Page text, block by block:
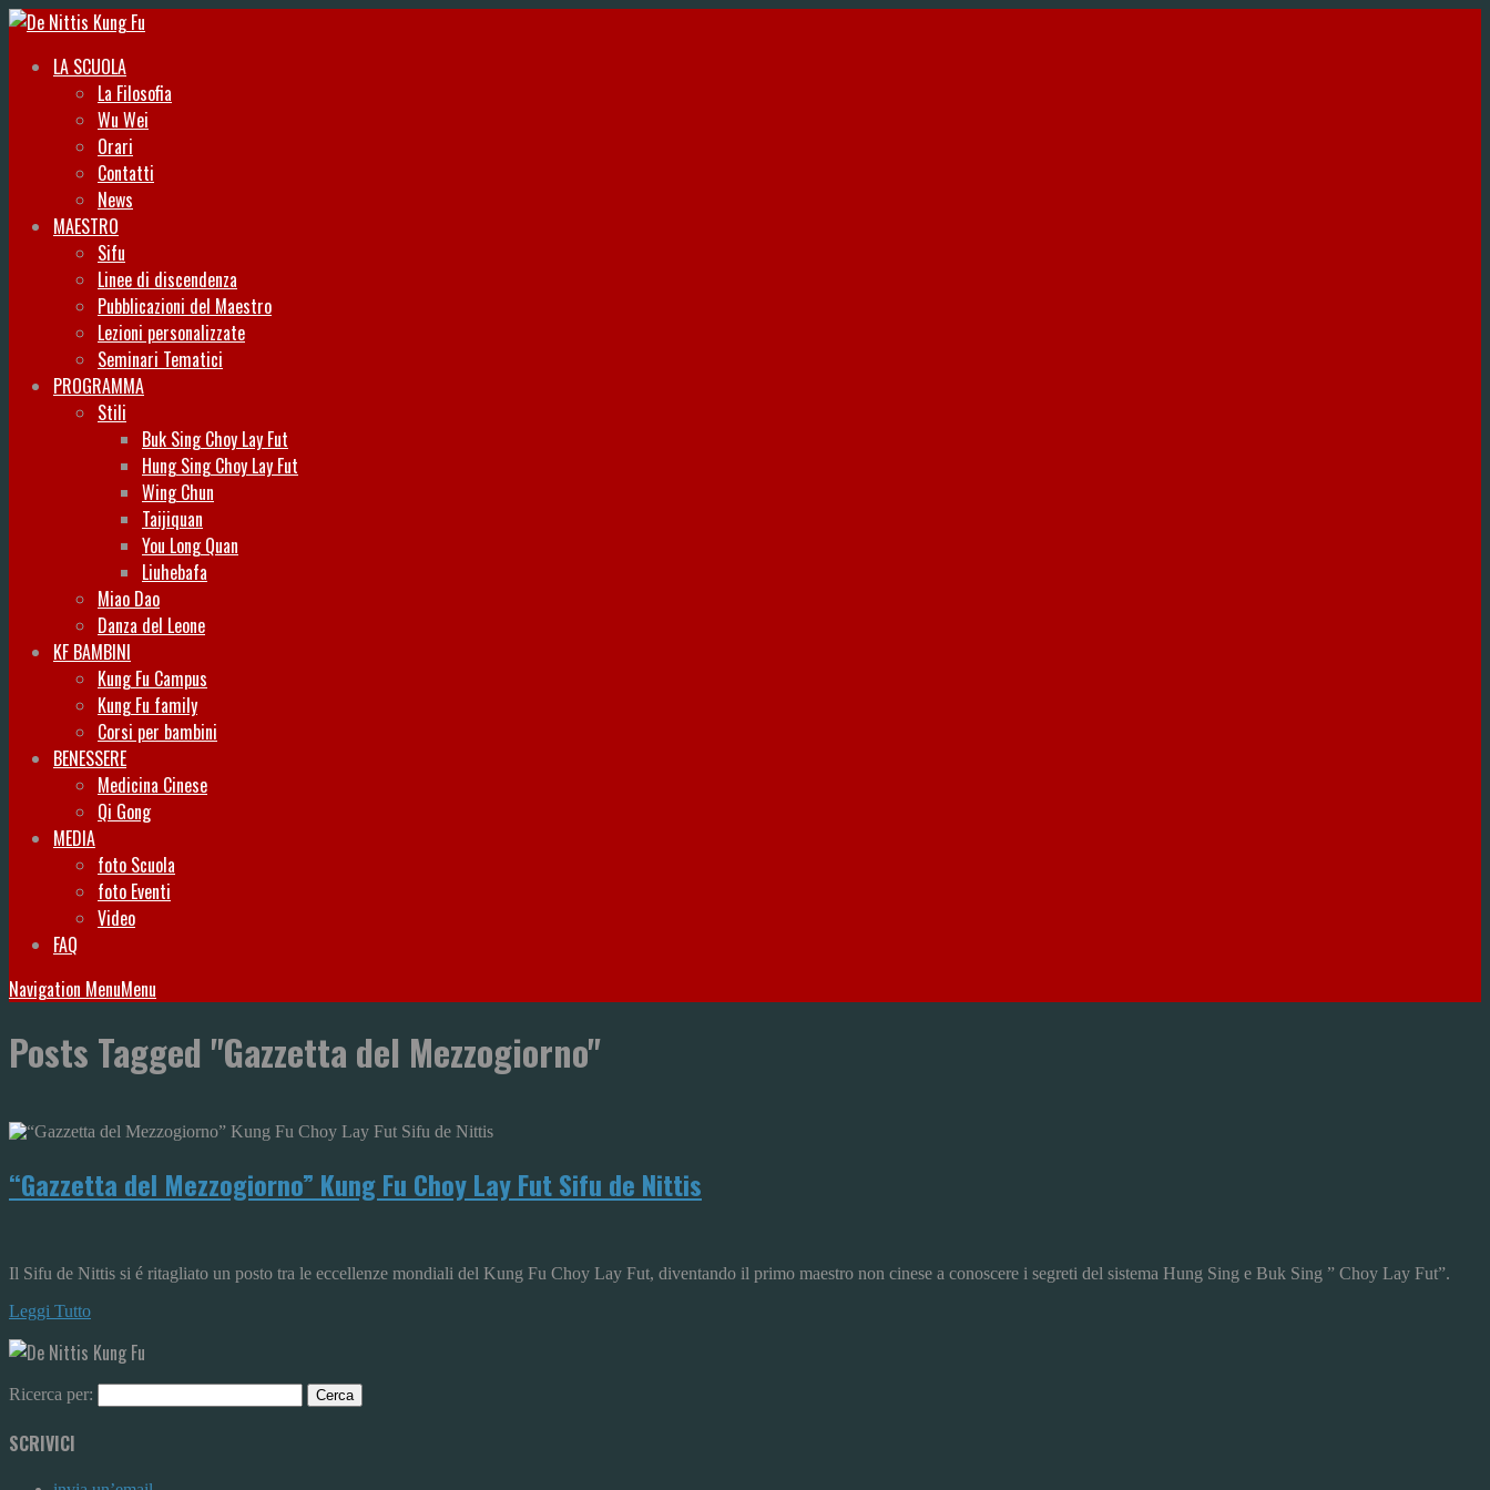
LA SCUOLA
La Filosofia
Wu Wei
Orari
Contatti
News
MAESTRO
Sifu
Linee di discendenza
Pubblicazioni del Maestro
Lezioni personalizzate
Seminari Tematici
PROGRAMMA
Stili
Buk Sing Choy Lay Fut
Hung Sing Choy Lay Fut
Wing Chun
Taijiquan
You Long Quan
Liuhebafa
Miao Dao
Danza del Leone
KF BAMBINI
Kung Fu Campus
Kung Fu family
Corsi per bambini
BENESSERE
Medicina Cinese
Qi Gong
MEDIA
foto Scuola
foto Eventi
Video
FAQ
Navigation MenuMenu
Posts Tagged "Gazzetta del Mezzogiorno"
“Gazzetta del Mezzogiorno” Kung Fu Choy Lay Fut Sifu de Nittis
Il Sifu de Nittis si é ritagliato un posto tra le eccellenze mondiali del Kung Fu Choy Lay Fut, diventando il primo maestro non cinese a conoscere i segreti del sistema Hung Sing e Buk Sing ” Choy Lay Fut”.
Leggi Tutto
Ricerca per:
SCRIVICI